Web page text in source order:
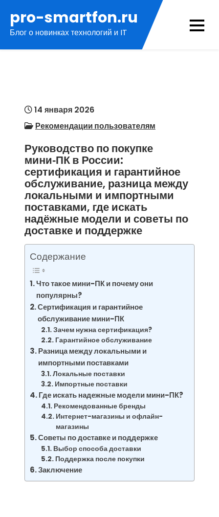
содержимому
pro-smartfon.ru
Блог о новинках технологий и IT
14 января 2026
Рекомендации пользователям
Руководство по покупке
мини‑ПК в России:
сертификация и гарантийное
обслуживание, разница между
локальными и импортными
поставками, где искать
надёжные модели и советы по
доставке и поддержке
Содержание
Что такое мини-ПК и почему они
популярны?
Сертификация и гарантийное
обслуживание мини-ПК
Зачем нужна сертификация?
Гарантийное обслуживание
Разница между локальными и
импортными поставками
Локальные поставки
Импортные поставки
Где искать надежные модели мини-ПК?
Рекомендованные бренды
Интернет-магазины и офлайн-
магазины
Советы по доставке и поддержке
Выбор способа доставки
Поддержка после покупки
Заключение